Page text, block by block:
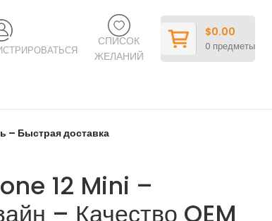
СПИСОК
ЖЕЛАНИЙ
0 предметы
$0.00
– Быстрая доставка
12 Mini –
– Качество OEM